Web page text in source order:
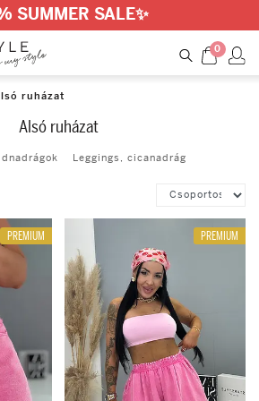
SUMMER SALE✨
0
ruházat
Alsó ruházat
Leggings, cicanadrág
M
L
XL
Brown
Khaki
PREMIUM PREMIUM